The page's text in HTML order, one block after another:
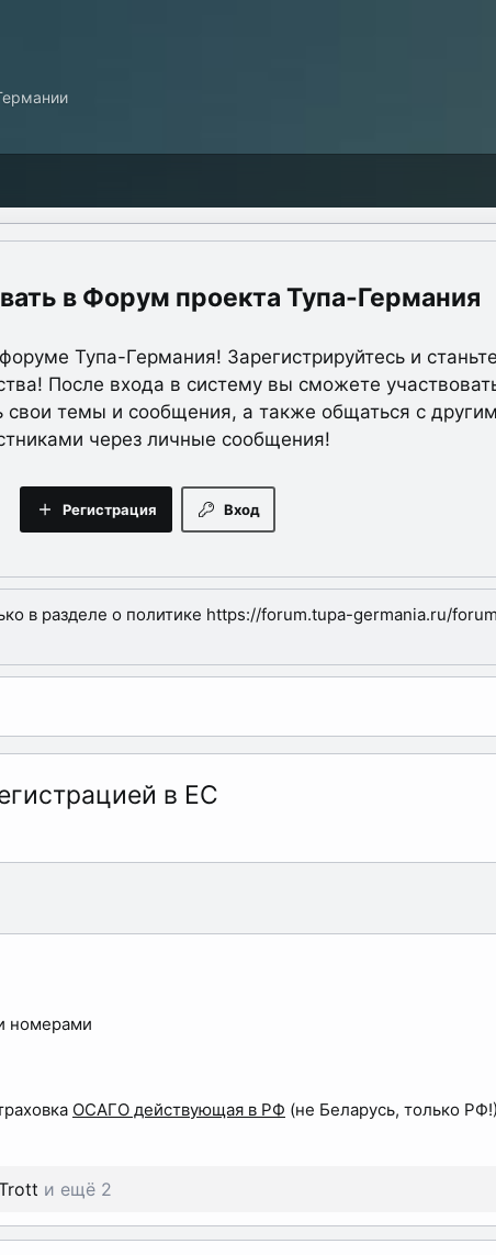
Форум проекта Тупа-Германия
Тупа-Германия! Зарегистрируйтесь и станьте
После входа в систему вы сможете
свои темы и сообщения, а также общаться с
через личные сообщения!
Вход
Регистрация
в разделе о политике https://forum.tupa-germania.ru/
в ЕС
номерами
ОСАГО действующая в РФ (не Беларусь, только РФ!)
и ещё 2